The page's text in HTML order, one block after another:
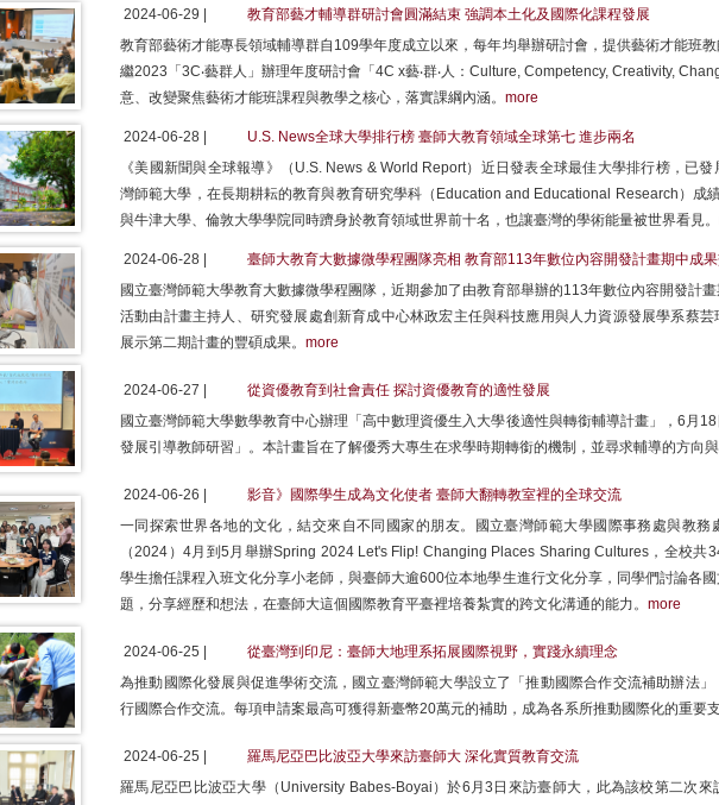
2024-06-29 |
教育部藝才輔導群研討會圓滿結束 強調本土化及國際化課程發展
教育部藝術才能專長領域輔導群自109學年度成立以來，每年均舉辦研討會，提供藝術才能班教
繼2023「3C‧藝群人」辦理年度研討會「4C x藝‧群‧人：Culture, Competency, Creativity,
意、改變聚焦藝術才能班課程與教學之核心，落實課綱內涵。 more
2024-06-28 |
U.S. News全球大學排行榜 臺師大教育領域全球第七 進步兩名
《美國新聞與全球報導》（U.S. News & World Report）近日發表全球最佳大學排行榜，已發
灣師範大學，在長期耕耘的教育與教育研究學科（Education and Educational Research）成
與牛津大學、倫敦大學學院同時躋身於教育領域世界前十名，也讓臺灣的學術能量被世界看見。
2024-06-28 |
臺師大教育大數據微學程團隊亮相 教育部113年數位內容開發計畫期中成
國立臺灣師範大學教育大數據微學程團隊，近期參加了由教育部舉辦的113年數位內容開發計畫
活動由計畫主持人、研究發展處創新育成中心林政宏主任與科技應用與人力資源發展學系蔡芸
展示第二期計畫的豐碩成果。 more
2024-06-27 |
從資優教育到社會責任 探討資優教育的適性發展
國立臺灣師範大學數學教育中心辦理「高中數理資優生入大學後適性與轉銜輔導計畫」，6月18
發展引導教師研習」。本計畫旨在了解優秀大專生在求學時期轉銜的機制，並尋求輔導的方向與
2024-06-26 |
影音》國際學生成為文化使者 臺師大翻轉教室裡的全球交流
一同探索世界各地的文化，結交來自不同國家的朋友。國立臺灣師範大學國際事務處與教務
（2024）4月到5月舉辦Spring 2024 Let's Flip! Changing Places Sharing Cultures，全校共
學生擔任課程入班文化分享小老師，與臺師大逾600位本地學生進行文化分享，同學們討論各國
題，分享經歷和想法，在臺師大這個國際教育平臺裡培養紮實的跨文化溝通的能力。 more
2024-06-25 |
從臺灣到印尼：臺師大地理系拓展國際視野，實踐永續理念
為推動國際化發展與促進學術交流，國立臺灣師範大學設立了「推動國際合作交流補助辦法」
行國際合作交流。每項申請案最高可獲得新臺幣20萬元的補助，成為各系所推動國際化的重要支
2024-06-25 |
羅馬尼亞巴比波亞大學來訪臺師大 深化實質教育交流
羅馬尼亞巴比波亞大學（University Babes-Boyai）於6月3日來訪臺師大，此為該校第二次來